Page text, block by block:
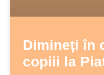
Dimineți în
copiii la